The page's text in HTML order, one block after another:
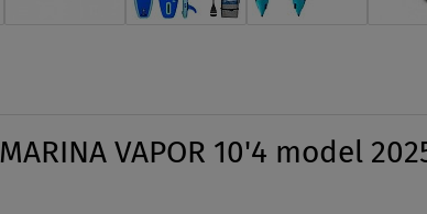
MARINA VAPOR 10'4 model